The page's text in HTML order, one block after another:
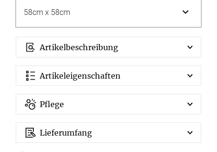
Artikelbeschreibung
Artikeleigenschaften
Pflege
Lieferumfang